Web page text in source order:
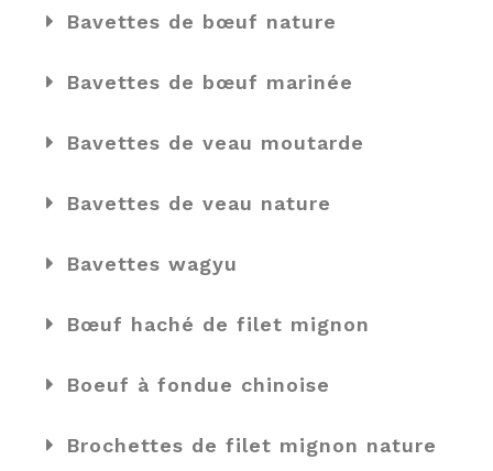
Bavettes de bœuf nature
Bavettes de bœuf marinée
Bavettes de veau moutarde
Bavettes de veau nature
Bavettes wagyu
Bœuf haché de filet mignon
Boeuf à fondue chinoise
Brochettes de filet mignon nature